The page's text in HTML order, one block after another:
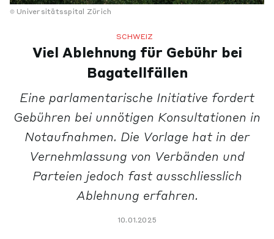
Universitätsspital Zürich
SCHWEIZ
Viel Ablehnung für Gebühr bei
Bagatellfällen
Eine parlamentarische Initiative fordert
Gebühren bei unnötigen Konsultationen in
Notaufnahmen. Die Vorlage hat in der
Vernehmlassung von Verbänden und
Parteien jedoch fast ausschliesslich
Ablehnung erfahren.
10.01.2025